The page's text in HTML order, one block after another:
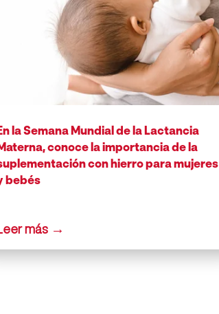
la Semana Mundial de la Lactancia
conoce la importancia de la
con hierro para mujeres
bebés